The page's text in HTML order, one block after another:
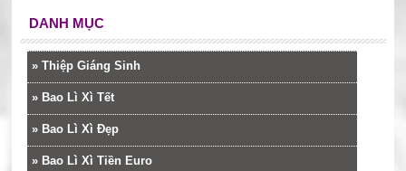
DANH MỤC
» Thiệp Giáng Sinh
» Bao Lì Xì Tết
» Bao Lì Xì Đẹp
» Bao Lì Xì Tiền Euro